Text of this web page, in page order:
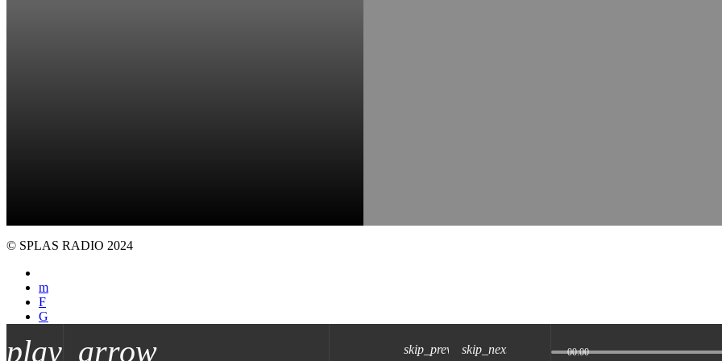
play_arrow skip_previousskip_next 00:00
© SPLAS RADIO 2024